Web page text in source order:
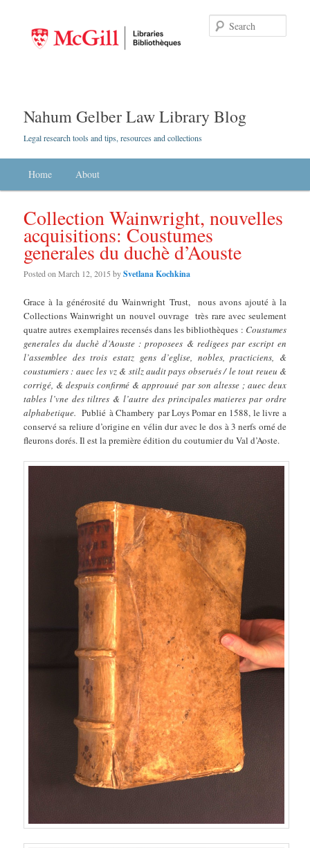
Nahum Gelber Law Library Blog
Legal research tools and tips, resources and collections
Skip to primary content
Skip to secondary content
Home About
Collection Wainwright, nouvelles
acquisitions: Coustumes
generales du duchè d’Aouste
Posted onMarch 12, 2015 bySvetlana Kochkina
Grace à la générosité du Wainwright Trust, nous avons ajouté à la
Collections Wainwright un nouvel ouvrage très rare avec seulement
quatre autres exemplaires recensés dans les bibliothèques : Coustumes
generales du duchè d’Aouste : proposees & redigees par escript en
l’assemblee des trois estatz gens d’eglise, nobles, practiciens, &
coustumiers : auec les vz & stilz audit pays obserués / le tout reueu &
corrigé, & despuis confirmé & approuué par son altesse ; auec deux
tables l’vne des tiltres & l’autre des principales matieres par ordre
alphabetique. Publié à Chambery par Loys Pomar en 1588, le livre a
conservé sa reliure d’origine en vélin dur avec le dos à 3 nerfs orné de
fleurons dorés. Il est la première édition du coutumier du Val d’Aoste.